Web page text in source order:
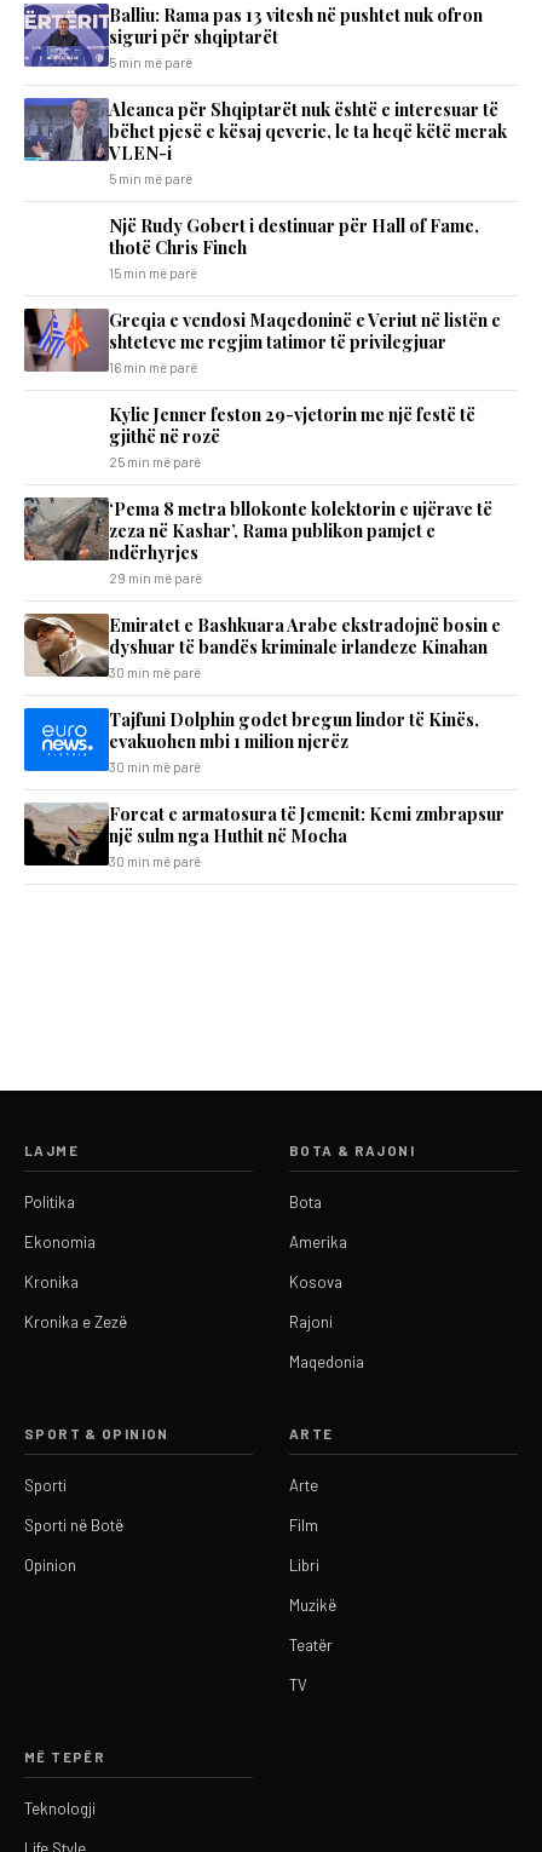
Balliu: Rama pas 13 vitesh në pushtet nuk ofron
siguri për shqiptarët
5 min më parë
Aleanca për Shqiptarët nuk është e interesuar të
bëhet pjesë e kësaj qeverie, le ta heqë këtë merak
VLEN-i
5 min më parë
Një Rudy Gobert i destinuar për Hall of Fame,
thotë Chris Finch
15 min më parë
Greqia e vendosi Maqedoninë e Veriut në listën e
shteteve me regjim tatimor të privilegjuar
16 min më parë
Kylie Jenner feston 29-vjetorin me një festë të
gjithë në rozë
25 min më parë
‘Pema 8 metra bllokonte kolektorin e ujërave të
zeza në Kashar’, Rama publikon pamjet e
ndërhyrjes
29 min më parë
Emiratet e Bashkuara Arabe ekstradojnë bosin e
dyshuar të bandës kriminale irlandeze Kinahan
30 min më parë
Tajfuni Dolphin godet bregun lindor të Kinës,
evakuohen mbi 1 milion njerëz
30 min më parë
Forcat e armatosura të Jemenit: Kemi zmbrapsur
një sulm nga Huthit në Mocha
30 min më parë
LAJME
Politika
Ekonomia
Kronika
Kronika e Zezë
BOTA & RAJONI
Bota
Amerika
Kosova
Rajoni
Maqedonia
SPORT & OPINION
Sporti
Sporti në Botë
Opinion
ARTE
Arte
Film
Libri
Muzikë
Teatër
TV
MË TEPËR
Teknologji